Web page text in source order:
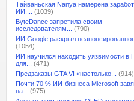
Тайваньская Nanya намерена
ИИ,...
(1039)
ByteDance запретила своим
исследователям...
(790)
ИИ Google раскрыл
(1054)
ИИ научился находить уязвимости в
для...
(471)
Предзаказы GTA VI «настолько...
(914)
Почти 70 % ИИ-бизнеса Microsoft
на...
(975)